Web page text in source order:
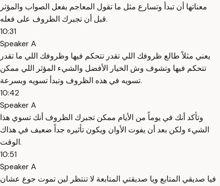
معناتها أن تبدأ وتسارع مثل ما تقول المعاجم بفعل الصواب والمؤثر
قبل أن تجبرك الظروف على فعله.
10:31
Speaker A
يعني مثلاً طالع ظروفك اللي تقدر تتحكم فيها وظروفك اللي ما تقدر
تتحكم فيها وتشوف وش الخيار الأفضل والشيء المؤثر اللي ممكن
تسويه في هذه الظروف وتبدأ تسويه وبسرعة.
10:42
Speaker A
وتأكد أنك في يوماً من الأيام ممكن تجبرك الظروف أنك تسوي هذا
الشيء ولكن بعد أن يفوت الأوان ويكون تأثيره جداً ضعيف في هذاك
الوقت.
10:51
Speaker A
فيا صديقي المتابع ويا صديقتي المتابعة لا تنتظر لين تموت جوع عشان